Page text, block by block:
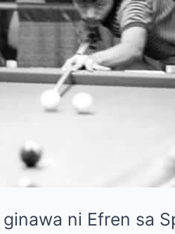
ni Efren sa